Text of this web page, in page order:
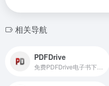
相关导航
PDFDrive